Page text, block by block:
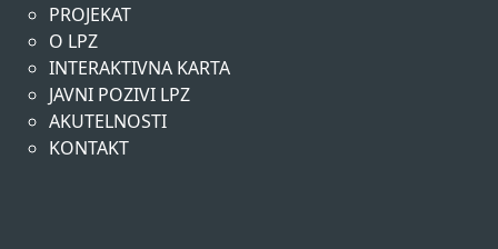
PROJEKAT
O LPZ
INTERAKTIVNA KARTA
JAVNI POZIVI LPZ
AKUTELNOSTI
KONTAKT